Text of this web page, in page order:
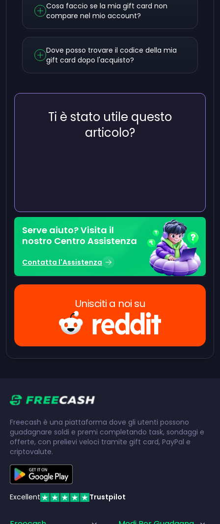
Cosa faccio se la mia gift card non
compare nel mio account?
Dove posso trovare il codice della mia
gift card dopo l'acquisto?
Ti è stato utile questo
articolo?
Serve aiuto? Visita il
nostro Centro Assistenza
Contatta l'Assistenza
Unisciti a noi su
Freecash è una piattaforma dove gli utenti possono
guadagnare soldi e premi completando task, sondaggi e
offerte, con prelievi veloci tramite gift card, PayPal e
criptovalute.
Excellent Trustpilot